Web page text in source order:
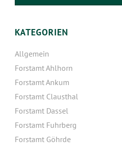
KATEGORIEN
Allgemein
Forstamt Ahlhorn
Forstamt Ankum
Forstamt Clausthal
Forstamt Dassel
Forstamt Fuhrberg
Forstamt Göhrde